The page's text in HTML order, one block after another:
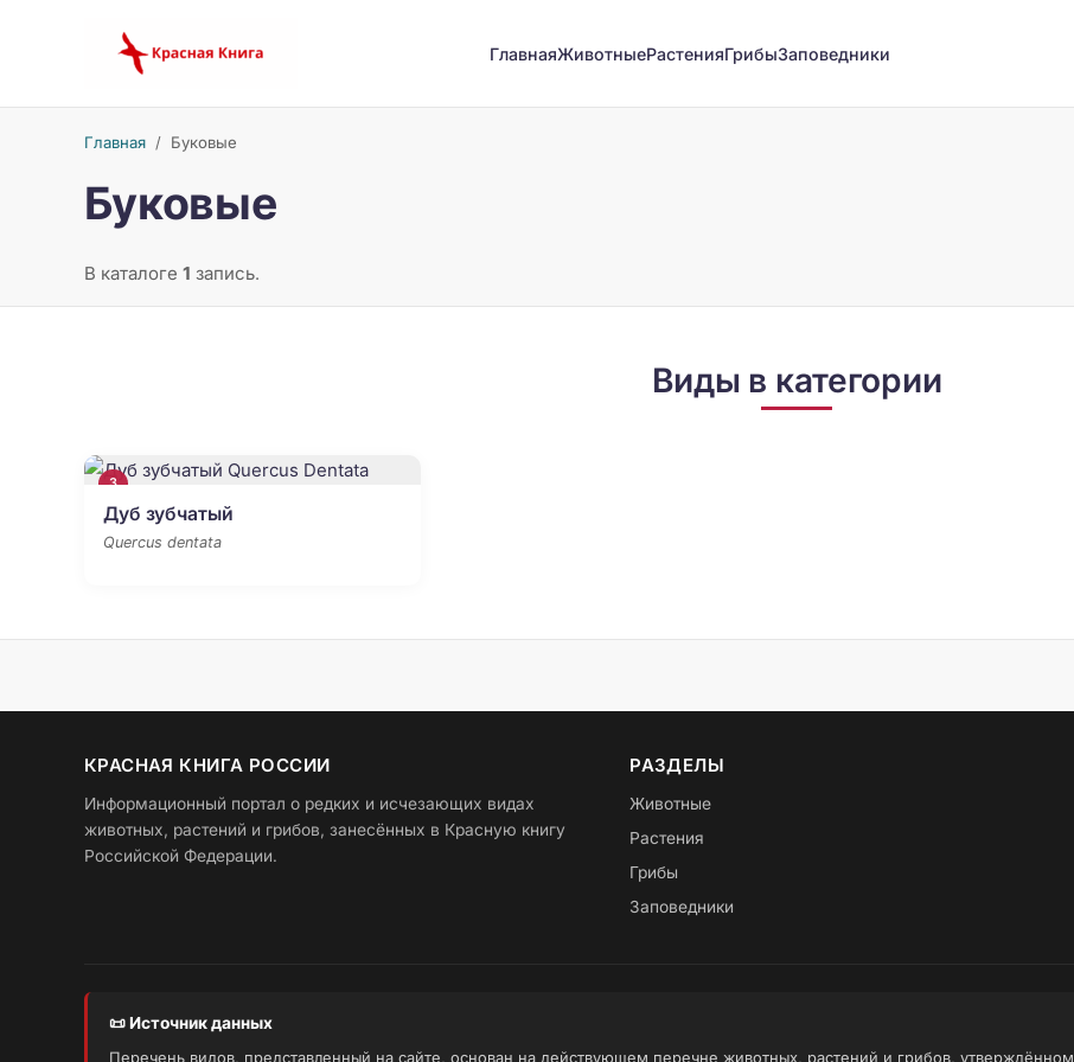
ГлавнаяЖивотныеРастенияГрибыЗаповедники
Главная/ Буковые
Буковые
В каталоге 1 запись.
Виды в категории
3
Дуб зубчатый
Quercus dentata
КРАСНАЯ КНИГА РОССИИ
Информационный портал о редких и исчезающих видах
животных, растений и грибов, занесённых в Красную книгу
Российской Федерации.
РАЗДЕЛЫ
Животные
Растения
Грибы
Заповедники
📜 Источник данных
Перечень видов, представленный на сайте, основан на действующем перечне животных, растений и грибов, утверждённом